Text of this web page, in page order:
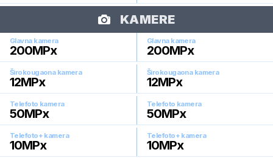
KAMERE
Glavna kamera
200MPx
Glavna kamera
200MPx
Širokougaona kamera
12MPx
Širokougaona kamera
12MPx
Telefoto kamera
50MPx
Telefoto kamera
50MPx
Telefoto+ kamera
10MPx
Telefoto+ kamera
10MPx